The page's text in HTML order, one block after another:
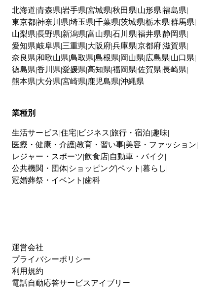
北海道 青森県 岩手県 宮城県 秋田県 山形県 福島県
東京都神奈川県 埼玉県 千葉県 茨城県 栃木県 群馬県
山梨県 長野県 新潟県 富山県 石川県 福井県 静岡県
愛知県 岐阜県 三重県 大阪府兵庫県 京都府滋賀県
奈良県 和歌山県 鳥取県 島根県 岡山県 広島県 山口県
徳島県 香川県 愛媛県 高知県 福岡県 佐賀県 長崎県
熊本県 大分県 宮崎県 鹿児島県 沖縄県
業種別
生活サービス 住宅 ビジネス 旅行・宿泊 趣味
医療・健康・介護教育・習い事 美容・ファッション
レジャー・スポーツ 飲食店 自動車・バイク
公共機関・団体 ショッピングペット 暮らし
冠婚葬祭・イベント 歯科
運営会社
プライバシーポリシー
利用規約
電話自動応答サービスアイブリー